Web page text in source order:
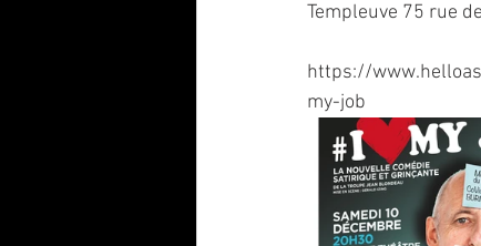
Templeuve 75 rue
https://
my-job